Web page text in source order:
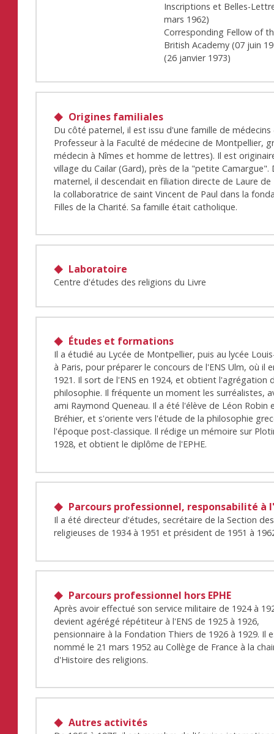
Inscriptions et Belles-
mars 1962)
Corresponding Fellow of
British Academy (07 juin
(26 janvier 1973)
Origines familiales
Du côté paternel, il est issu d'une famille de médecins
Professeur à la Faculté de médecine de Montpellier,
médecin à Nîmes et homme de lettres). Il est
village du Cailar (Gard), près de la "petite Camargue".
maternel, il descendait en filiation directe de Laure de
la collaboratrice de saint Vincent de Paul dans la
Filles de la Charité. Sa famille était catholique.
Laboratoire
Centre d'études des religions du Livre
Études et formations
Il a étudié au Lycée de Montpellier, puis au lycée
à Paris, pour préparer le concours de l'ENS Ulm, où il
1921. Il sort de l'ENS en 1924, et obtient l'agrégation
philosophie. Il fréquente un moment les surréalistes,
ami Raymond Queneau. Il a été l'élève de Léon Robin
Bréhier, et s'oriente vers l'étude de la philosophie
l'époque post-classique. Il rédige un mémoire sur
1928, et obtient le diplôme de l'EPHE.
Parcours professionnel, responsabilité à
Il a été directeur d'études, secrétaire de la Section
religieuses de 1934 à 1951 et président de 1951 à
Parcours professionnel hors EPHE
Après avoir effectué son service militaire de 1924 à
devient agérégé répétiteur à l'ENS de 1925 à 1926,
pensionnaire à la Fondation Thiers de 1926 à 1929. Il
nommé le 21 mars 1952 au Collège de France à la
d'Histoire des religions.
Autres activités